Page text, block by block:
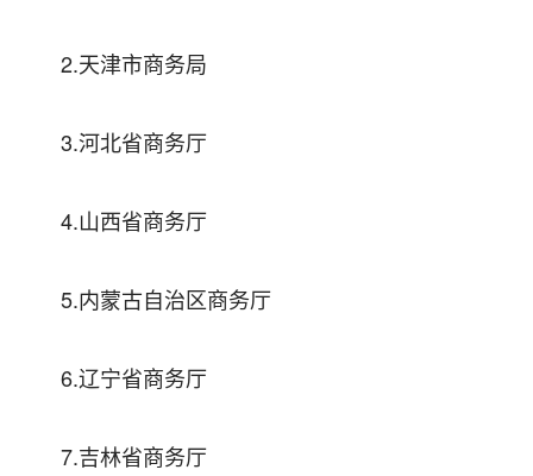
2.天津市商务局
3.河北省商务厅
4.山西省商务厅
5.内蒙古自治区商务厅
6.辽宁省商务厅
7.吉林省商务厅